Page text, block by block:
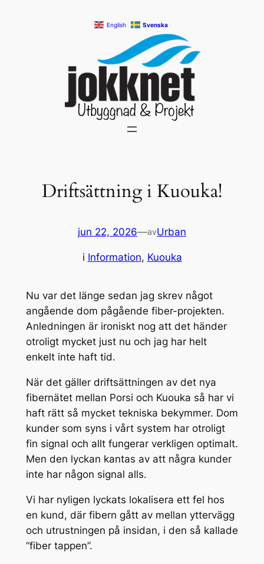
English Svenska
Driftsättning i Kuouka!
jun 22, 2026—avUrban
i Information, Kuouka
Nu var det länge sedan jag skrev något
angående dom pågående fiber-projekten.
Anledningen är ironiskt nog att det händer
otroligt mycket just nu och jag har helt
enkelt inte haft tid.
När det gäller driftsättningen av det nya
fibernätet mellan Porsi och Kuouka så har vi
haft rätt så mycket tekniska bekymmer. Dom
kunder som syns i vårt system har otroligt
fin signal och allt fungerar verkligen optimalt.
Men den lyckan kantas av att några kunder
inte har någon signal alls.
Vi har nyligen lyckats lokalisera ett fel hos
en kund, där fibern gått av mellan yttervägg
och utrustningen på insidan, i den så kallade
”fiber tappen”.